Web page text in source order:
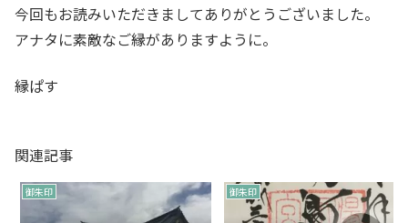
今回もお読みいただきましてありがとうございました。
アナタに素敵なご縁がありますように。
縁ぱす
関連記事
御朱印 御朱印